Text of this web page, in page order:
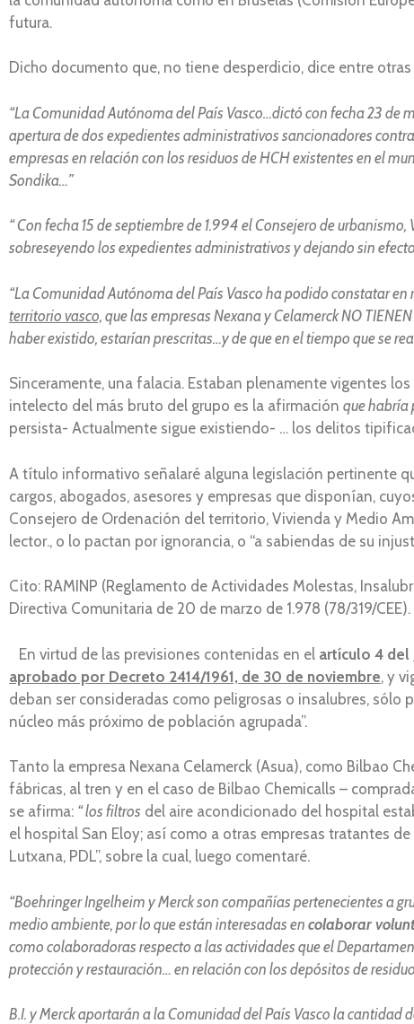
futura.
Dicho documento que, no tiene desperdicio, dice entre
“La Comunidad Autónoma del País Vasco…dictó con fecha 23 de
apertura de dos expedientes administrativos sancionadores
empresas en relación con los residuos de HCH existentes en el
Sondika…”
“ Con fecha 15 de septiembre de 1.994 el Consejero de
sobreseyendo los expedientes administrativos y dejando sin
“La Comunidad Autónoma del País Vasco ha podido constatar
territorio vasco, que las empresas Nexana y Celamerck NO
haber existido, estarían prescritas…y de que en el tiempo que se
Sinceramente, una falacia. Estaban plenamente vigentes
intelecto del más bruto del grupo es la afirmación que habría
persista- Actualmente sigue existiendo- … los delitos
A título informativo señalaré alguna legislación pertinente
cargos, abogados, asesores y empresas que disponían,
Consejero de Ordenación del territorio, Vivienda y Medio
lector., o lo pactan por ignorancia, o “a sabiendas de su
Cito: RAMINP (Reglamento de Actividades Molestas,
Directiva Comunitaria de 20 de marzo de 1.978 (78/319/
En virtud de las previsiones contenidas en el artículo 4 del
aprobado por Decreto 2414/1961, de 30 de noviembre, y
deban ser consideradas como peligrosas o insalubres,
núcleo más próximo de población agrupada”.
Tanto la empresa Nexana Celamerck (Asua), como Bilbao
fábricas, al tren y en el caso de Bilbao Chemicalls –
se afirma: “ los filtros del aire acondicionado del hospital
el hospital San Eloy; así como a otras empresas tratantes
Lutxana, PDL”, sobre la cual, luego comentaré.
“Boehringer Ingelheim y Merck son compañías pertenecientes a
medio ambiente, por lo que están interesadas en colaborar
como colaboradoras respecto a las actividades que el
protección y restauración… en relación con los depósitos de
B.I. y Merck aportarán a la Comunidad del País Vasco la